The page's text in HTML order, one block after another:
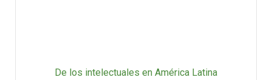
De los intelectuales en América Latina